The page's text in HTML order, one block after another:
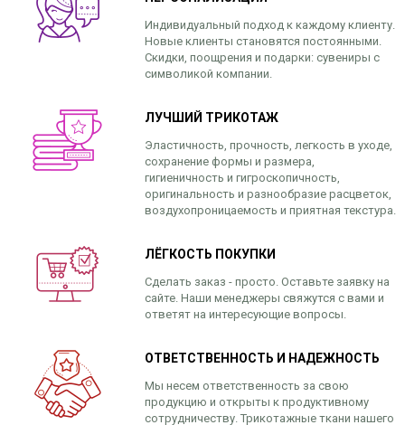
Индивидуальный подход к каждому клиенту.
Новые клиенты становятся постоянными.
Скидки, поощрения и подарки: сувениры с
символикой компании.
ЛУЧШИЙ ТРИКОТАЖ
Эластичность, прочность, легкость в уходе,
сохранение формы и размера,
гигиеничность и гигроскопичность,
оригинальность и разнообразие расцветок,
воздухопроницаемость и приятная текстура.
ЛЁГКОСТЬ ПОКУПКИ
Сделать заказ - просто. Оставьте заявку на
сайте. Наши менеджеры свяжутся с вами и
ответят на интересующие вопросы.
ОТВЕТСТВЕННОСТЬ И НАДЕЖНОСТЬ
Мы несем ответственность за свою
продукцию и открыты к продуктивному
сотрудничеству. Трикотажные ткани нашего